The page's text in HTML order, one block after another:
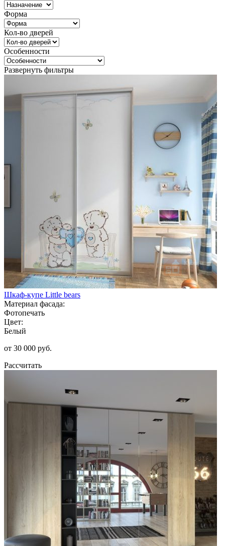
Форма
Кол-во дверей
Особенности
Развернуть фильтры
Шкаф-купе Little bears
Материал фасада:
Фотопечать
Цвет:
Белый
от 30 000 руб.
Рассчитать